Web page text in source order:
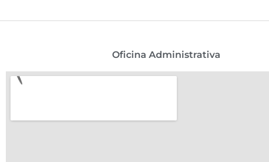
Oficina Administrativa